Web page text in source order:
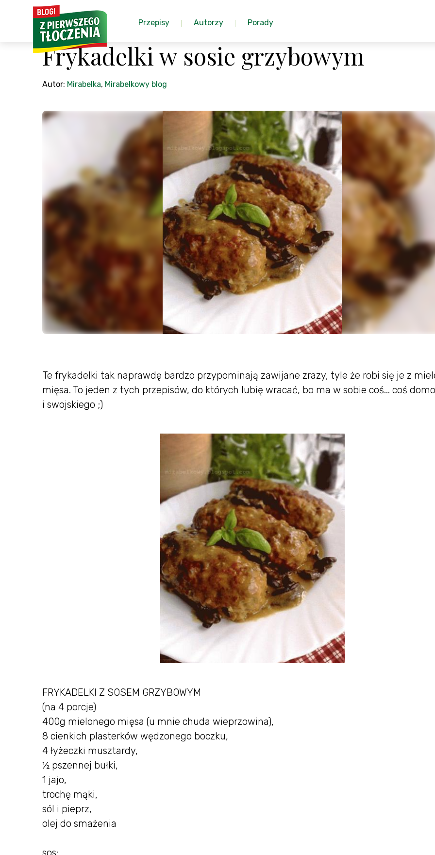
Przepisy Autorzy Porady
Frykadelki w sosie grzybowym
Autor: Mirabelka, Mirabelkowy blog
Te frykadelki tak naprawdę bardzo przypominają zawijane zrazy, tyle że robi się je z
mięsa. To jeden z tych przepisów, do których lubię wracać, bo ma w sobie coś... coś
i swojskiego ;)
FRYKADELKI Z SOSEM GRZYBOWYM
(na 4 porcje)
400g mielonego mięsa (u mnie chuda wieprzowina),
8 cienkich plasterków wędzonego boczku,
4 łyżeczki musztardy,
½ pszennej bułki,
1 jajo,
trochę mąki,
sól i pieprz,
olej do smażenia